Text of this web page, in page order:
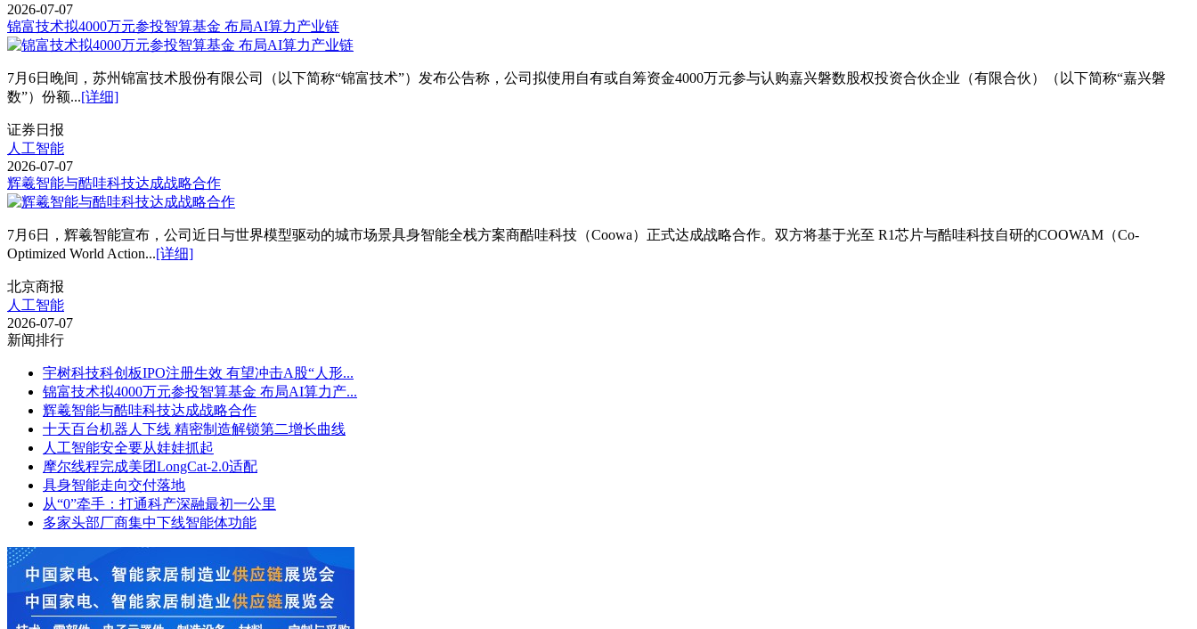
2026-07-07
锦富技术拟4000万元参投智算基金 布局AI算力产业链
7月6日晚间，苏州锦富技术股份有限公司（以下简称“锦富技术”）发布公告称，公司拟使用自有或自筹资金4000万元参与认购嘉兴磐数股权投资合伙企业（有限合伙）（以下简称“嘉兴磐
数”）份额...[详细]
证券日报
人工智能
2026-07-07
辉羲智能与酷哇科技达成战略合作
7月6日，辉羲智能宣布，公司近日与世界模型驱动的城市场景具身智能全栈方案商酷哇科技（Coowa）正式达成战略合作。双方将基于光至 R1芯片与酷哇科技自研的COOWAM（Co-
Optimized World Action...[详细]
北京商报
人工智能
2026-07-07
新闻排行
宇树科技科创板IPO注册生效 有望冲击A股“人形...
锦富技术拟4000万元参投智算基金 布局AI算力产...
辉羲智能与酷哇科技达成战略合作
十天百台机器人下线 精密制造解锁第二增长曲线
人工智能安全要从娃娃抓起
摩尔线程完成美团LongCat-2.0适配
具身智能走向交付落地
从“0”牵手：打通科产深融最初一公里
多家头部厂商集中下线智能体功能